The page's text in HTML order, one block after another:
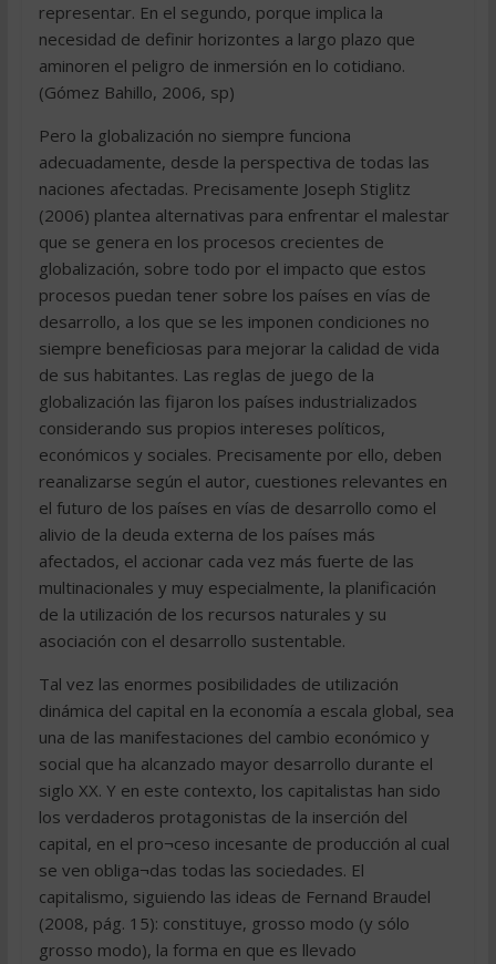
representar. En el segundo, porque implica la
necesidad de definir horizontes a largo plazo que
aminoren el peligro de inmersión en lo cotidiano.
(Gómez Bahillo, 2006, sp)
Pero la globalización no siempre funciona
adecuadamente, desde la perspectiva de todas las
naciones afectadas. Precisamente Joseph Stiglitz
(2006) plantea alternativas para enfrentar el malestar
que se genera en los procesos crecientes de
globalización, sobre todo por el impacto que estos
procesos puedan tener sobre los países en vías de
desarrollo, a los que se les imponen condiciones no
siempre beneficiosas para mejorar la calidad de vida
de sus habitantes. Las reglas de juego de la
globalización las fijaron los países industrializados
considerando sus propios intereses políticos,
económicos y sociales. Precisamente por ello, deben
reanalizarse según el autor, cuestiones relevantes en
el futuro de los países en vías de desarrollo como el
alivio de la deuda externa de los países más
afectados, el accionar cada vez más fuerte de las
multinacionales y muy especialmente, la planificación
de la utilización de los recursos naturales y su
asociación con el desarrollo sustentable.
Tal vez las enormes posibilidades de utilización
dinámica del capital en la economía a escala global, sea
una de las manifestaciones del cambio económico y
social que ha alcanzado mayor desarrollo durante el
siglo XX. Y en este contexto, los capitalistas han sido
los verdaderos protagonistas de la inserción del
capital, en el pro¬ceso incesante de producción al cual
se ven obliga¬das todas las sociedades. El
capitalismo, siguiendo las ideas de Fernand Braudel
(2008, pág. 15): constituye, grosso modo (y sólo
grosso modo), la forma en que es llevado